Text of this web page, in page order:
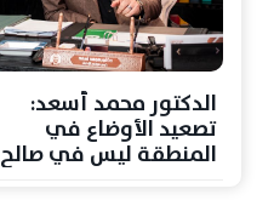
الدكتور محمد أسعد:
تصعيد الأوضاع في
المنطقة ليس في صالح